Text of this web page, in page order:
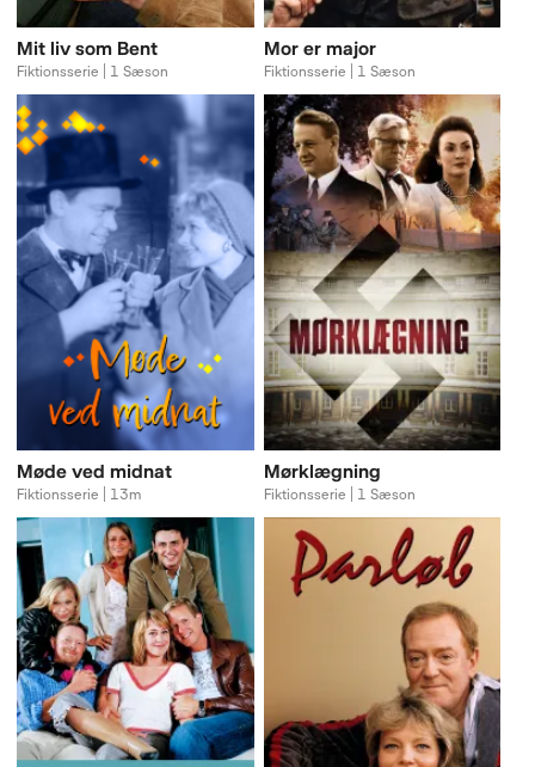
Mit liv som Bent
Fiktionsserie | 1 Sæson
Mor er major
Fiktionsserie | 1 Sæson
Møde ved midnat
Fiktionsserie | 13m
Mørklægning
Fiktionsserie | 1 Sæson